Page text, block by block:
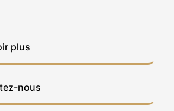
plus
nous